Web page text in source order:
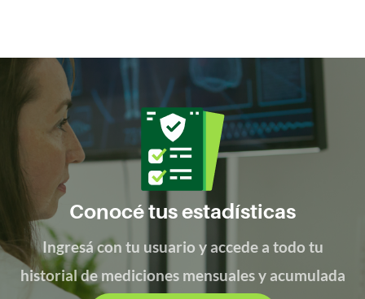
Conocé tus estadísticas
Ingresá con tu usuario y accede a todo tu
historial de mediciones mensuales y acumulada